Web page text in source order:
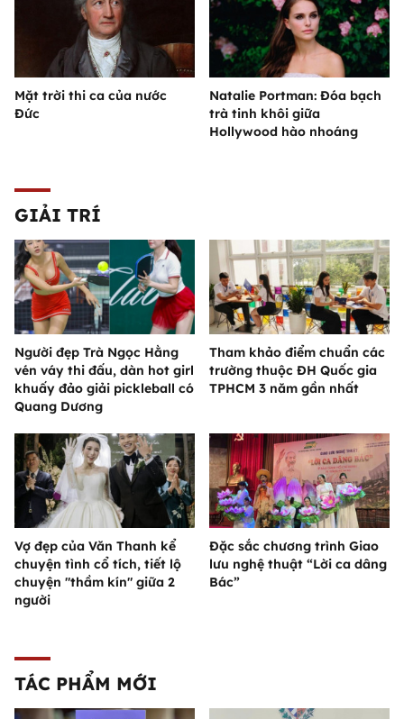
Mặt trời thi ca của nước
Đức
Natalie Portman: Đóa bạch
trà tinh khôi giữa
Hollywood hào nhoáng
GIẢI TRÍ
Người đẹp Trà Ngọc Hằng
vén váy thi đấu, dàn hot girl
khuấy đảo giải pickleball có
Quang Dương
Tham khảo điểm chuẩn các
trường thuộc ĐH Quốc gia
TPHCM 3 năm gần nhất
Vợ đẹp của Văn Thanh kể
chuyện tình cổ tích, tiết lộ
chuyện "thầm kín" giữa 2
người
Đặc sắc chương trình Giao
lưu nghệ thuật “Lời ca dâng
Bác”
TÁC PHẨM MỚI